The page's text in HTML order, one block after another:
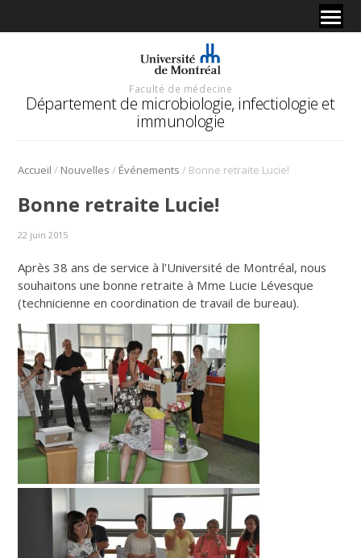
Faculté de médecine
Département de microbiologie, infectiologie et
immunologie
Accueil / Nouvelles / Événements / Bonne retraite Lucie!
Bonne retraite Lucie!
22 juin 2015
Après 38 ans de service à l’Université de Montréal, nous
souhaitons une bonne retraite à Mme Lucie Lévesque
(technicienne en coordination de travail de bureau).